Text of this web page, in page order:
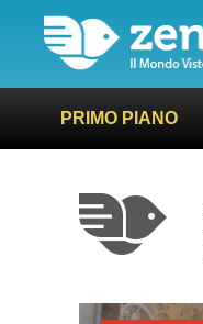
PRIMO PIANO